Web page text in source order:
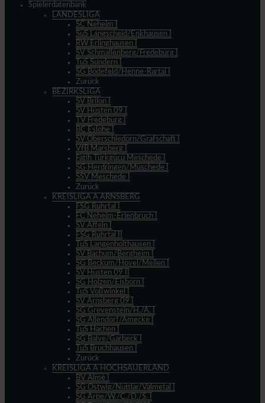
Spielerdatenbank
LANDESLIGA
SC Neheim I
SuS Langscheid/Enkhausen I
RW Erlinghausen I
SV Schmallenberg/Fredeburg I
TuS Sundern I
SG Bödefeld/Henne-Rartal I
Zurück
BEZIRKSLIGA
SV Brilon I
SV Hüsten 09 I
TV Fredeburg I
BC Eslohe I
SV Oberschledorn/Grafschaft I
VfB Marsberg I
Fatih Türkgücü Meschede I
SG Herdringen/Müschede I
SSV Meschede I
Zurück
KREISLIGA A ARNSBERG
FSG Ruhrtal I
FC Neheim-Erlenbruch I
SV Affeln I
FSG Ruhrtal II
TuS Langenholthausen I
SV Bachum/Bergheim I
SG Beckum/Hövel/Mellen I
SV Hüsten 09 II
SG Holzen/Eisborn I
TuS Voßwinkel I
SV Arnsberg 09 I
SG Grevenstein/H./A. I
SG Allendorf/Amecke I
TuS Hachen I
SG Balve/Garbeck I
TuS Bruchhausen I
Zurück
KREISLIGA A HOCHSAUERLAND
BV Alme I
SG Ostwig/Nuttlar/Valmetal I
SG Arpe/W./C./D./S. I